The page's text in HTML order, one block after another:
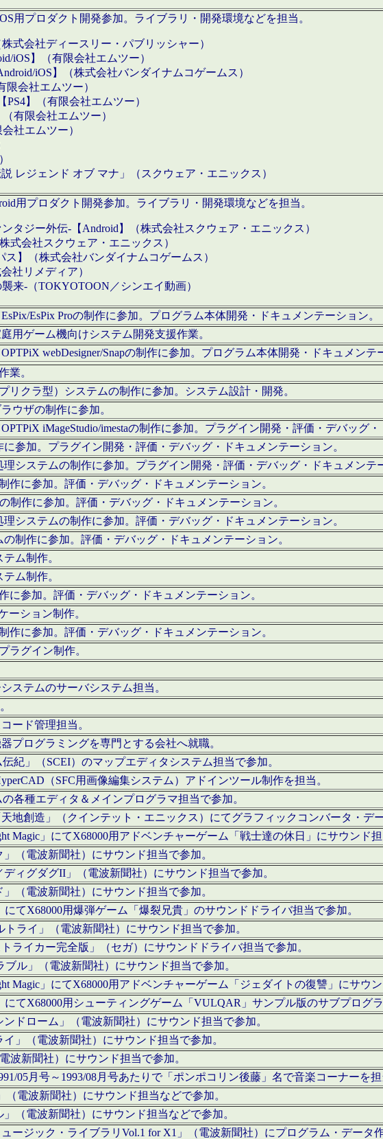
用プロダクト開発参加。ライブラリ・開発環境などを担当。
式会社ディースリー・パブリッシャー）
iOS】（有限会社エムツー）
iOS】（株式会社バンダイナムコゲームス）
限会社エムツー）
PS4】（有限会社エムツー）
有限会社エムツー）
社エムツー）
レジェンド オブ マナ」（スクウェア・エニックス）
用プロダクト開発参加。ライブラリ・開発環境などを担当。
タジー外伝-【Android】（株式会社スクウェア・エニックス）
式会社スクウェア・エニックス）
ス】（株式会社バンダイナムコゲームス）
社リメディア）
来-（TOKYOTOON／シンエイ動画）
EsPix Proの制作に参加。プログラム本体開発・ドキュメンテーション。
用ゲーム機向けシステム開発支援作業。
webDesigner/Snapの制作に参加。プログラム本体開発・ドキュメンテ
業。
リクラ型）システムの制作に参加。システム設計・開発。
ウザの制作に参加。
iMageStudio/imestaの制作に参加。プラグイン開発・評価・デバッグ
参加。プラグイン開発・評価・デバッグ・ドキュメンテーション。
システムの制作に参加。プラグイン開発・評価・デバッグ・ドキュメンテ
作に参加。評価・デバッグ・ドキュメンテーション。
制作に参加。評価・デバッグ・ドキュメンテーション。
システムの制作に参加。評価・デバッグ・ドキュメンテーション。
制作に参加。評価・デバッグ・ドキュメンテーション。
ム制作。
ム制作。
に参加。評価・デバッグ・ドキュメンテーション。
ーション制作。
作に参加。評価・デバッグ・ドキュメンテーション。
ラグイン制作。
ステムのサーバシステム担当。
ード管理担当。
プログラミングを専門とする会社へ就職。
紀」（SCEI）のマップエディタシステム担当で参加。
（SFC用画像編集システム）アドインツール制作を担当。
各種エディタ＆メインプログラマ担当で参加。
地創造」（クインテット・エニックス）にてグラフィックコンバータ・デ
Magic」にてX68000用アドベンチャーゲーム「戦士達の休日」にサウンド
（電波新聞社）にサウンド担当で参加。
ィグダグII」（電波新聞社）にサウンド担当で参加。
（電波新聞社）にサウンド担当で参加。
てX68000用爆弾ゲーム「爆裂兄貴」のサウンドドライバ担当で参加。
ライ」（電波新聞社）にサウンド担当で参加。
ライカー完全版」（セガ）にサウンドドライバ担当で参加。
ル」（電波新聞社）にサウンド担当で参加。
Magic」にてX68000用アドベンチャーゲーム「ジェダイトの復讐」にサウ
にてX68000用シューティングゲーム「VULQAR」サンプル版のサブプログ
ドローム」（電波新聞社）にサウンド担当で参加。
」（電波新聞社）にサウンド担当で参加。
波新聞社）にサウンド担当で参加。
05月号～1993/08月号あたりで「ポンポコリン後藤」名で音楽コーナーを
（電波新聞社）にサウンド担当などで参加。
（電波新聞社）にサウンド担当などで参加。
ージック・ライブラリVol.1 for X1」（電波新聞社）にプログラム・データ